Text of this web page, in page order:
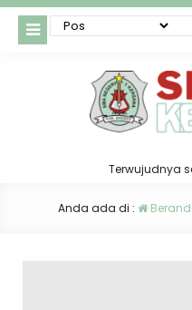
Terwujudnya
Anda ada di :